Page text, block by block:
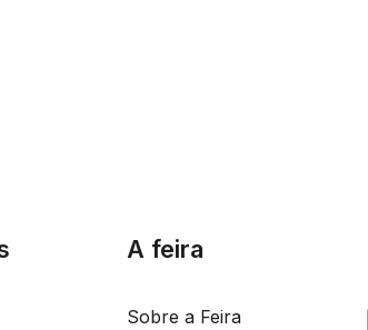
A feira
Sobre a Feira